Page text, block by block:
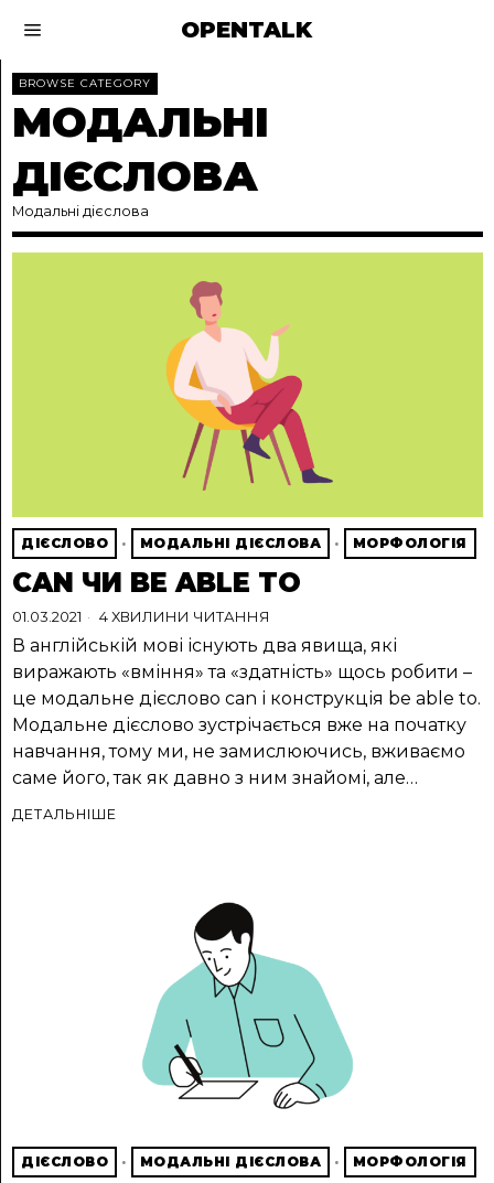
OPENTALK
BROWSE CATEGORY
МОДАЛЬНІ
ДІЄСЛОВА
Модальні дієслова
ДІЄСЛОВО · МОДАЛЬНІ ДІЄСЛОВА · МОРФОЛОГІЯ
CAN ЧИ BE ABLE TO
01.03.2021 4 ХВИЛИНИ ЧИТАННЯ
В англійській мові існують два явища, які
виражають «вміння» та «здатність» щось робити –
це модальне дієслово can і конструкція be able to.
Модальне дієслово зустрічається вже на початку
навчання, тому ми, не замислюючись, вживаємо
саме його, так як давно з ним знайомі, але…
ДЕТАЛЬНІШЕ
ДІЄСЛОВО · МОДАЛЬНІ ДІЄСЛОВА · МОРФОЛОГІЯ